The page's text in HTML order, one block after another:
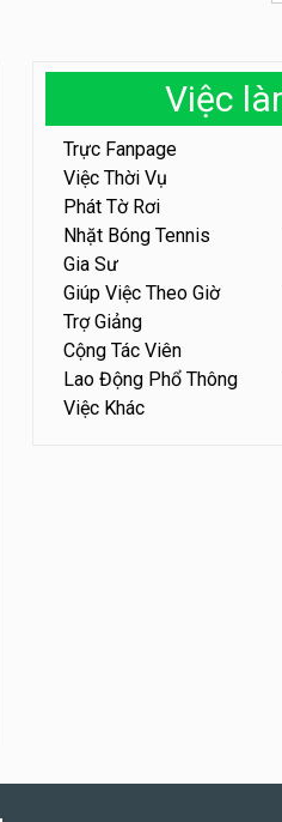
Việc
Trực Fanpage
Việc Thời Vụ
Phát Tờ Rơi
Nhặt Bóng Tennis
Gia Sư
Giúp Việc Theo Giờ
Trợ Giảng
Cộng Tác Viên
Lao Động Phổ Thông
Việc Khác